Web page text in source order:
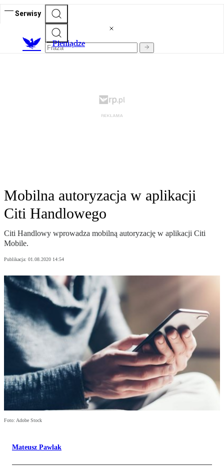
Serwisy
Pieniądze
Mobilna autoryzacja w aplikacji
Citi Handlowego
Citi Handlowy wprowadza mobilną autoryzację w aplikacji Citi
Mobile.
Publikacja: 01.08.2020 14:54
Foto: Adobe Stock
Mateusz Pawlak